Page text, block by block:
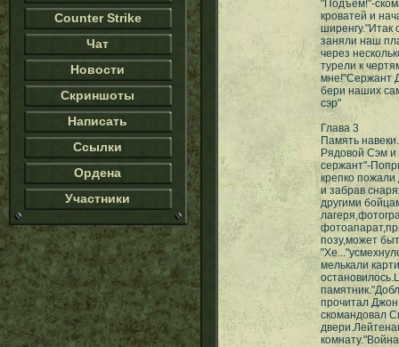
Counter Strike
Чат
Новости
Скриншоты
Написать
Ссылки
Ордена
Участники
"Подъём!"-
кроватей и
ширенгу."Итак
заняли наш
через
турели к
мне!"Сержант
бери наших
сэр"
Глава 3
Память навеки.
Рядовой Сэм и
сержант"-
крепко пожали
и забрав
другими
позу,может
мелькали
прочитал
скомандовал